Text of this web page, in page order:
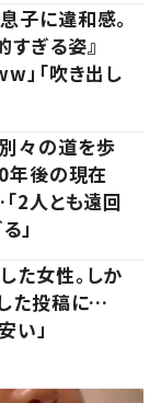
子に違和感。
ぎる姿』
」「吹き出し
々の道を歩
年後の現在
2人とも遠回
」
た女性。しか
た投稿に…
い」